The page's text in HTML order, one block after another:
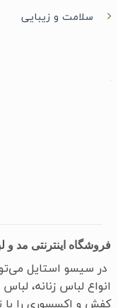
سلامت و زیبایی
فروشگاه اینترنتی مد و
در سیسو ‌استایل
انواع لباس زنانه،